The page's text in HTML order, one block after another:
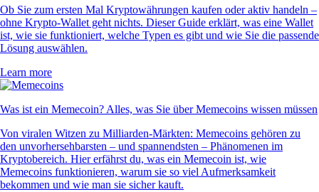
Ob Sie zum ersten Mal Kryptowährungen kaufen oder aktiv handeln –
ohne Krypto-Wallet geht nichts. Dieser Guide erklärt, was eine Wallet
ist, wie sie funktioniert, welche Typen es gibt und wie Sie die passende
Lösung auswählen.
Learn more
Was ist ein Memecoin? Alles, was Sie über Memecoins wissen müssen
Von viralen Witzen zu Milliarden-Märkten: Memecoins gehören zu
den unvorhersehbarsten – und spannendsten – Phänomenen im
Kryptobereich. Hier erfährst du, was ein Memecoin ist, wie
Memecoins funktionieren, warum sie so viel Aufmerksamkeit
bekommen und wie man sie sicher kauft.